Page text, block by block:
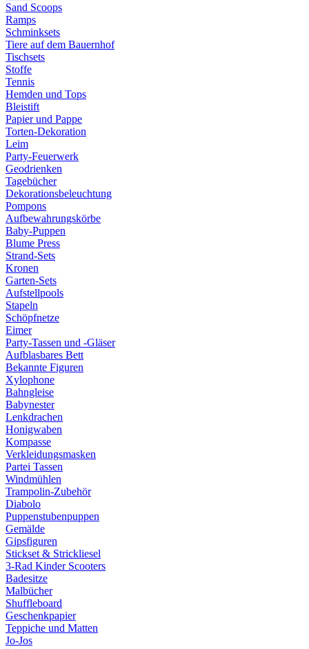
Sand Scoops
Ramps
Schminksets
Tiere auf dem Bauernhof
Tischsets
Stoffe
Tennis
Hemden und Tops
Bleistift
Papier und Pappe
Torten-Dekoration
Leim
Party-Feuerwerk
Geodrienken
Tagebücher
Dekorationsbeleuchtung
Pompons
Aufbewahrungskörbe
Baby-Puppen
Blume Press
Strand-Sets
Kronen
Garten-Sets
Aufstellpools
Stapeln
Schöpfnetze
Eimer
Party-Tassen und -Gläser
Aufblasbares Bett
Bekannte Figuren
Xylophone
Bahngleise
Babynester
Lenkdrachen
Honigwaben
Kompasse
Verkleidungsmasken
Partei Tassen
Windmühlen
Trampolin-Zubehör
Diabolo
Puppenstubenpuppen
Gemälde
Gipsfiguren
Stickset & Strickliesel
3-Rad Kinder Scooters
Badesitze
Malbücher
Shuffleboard
Geschenkpapier
Teppiche und Matten
Jo-Jos